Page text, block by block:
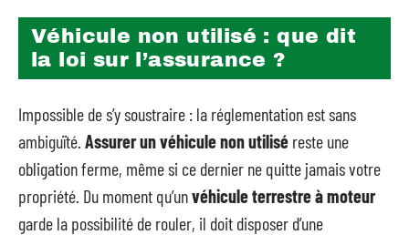
Véhicule non utilisé : que dit
la loi sur l’assurance ?
Impossible de s’y soustraire : la réglementation est sans
ambiguïté. Assurer un véhicule non utilisé reste une
obligation ferme, même si ce dernier ne quitte jamais votre
propriété. Du moment qu’unvéhicule terrestre à moteur
garde la possibilité de rouler, il doit disposer d’une